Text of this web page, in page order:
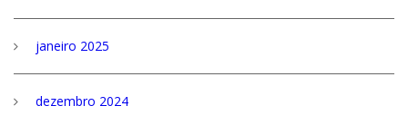
janeiro 2025
dezembro 2024